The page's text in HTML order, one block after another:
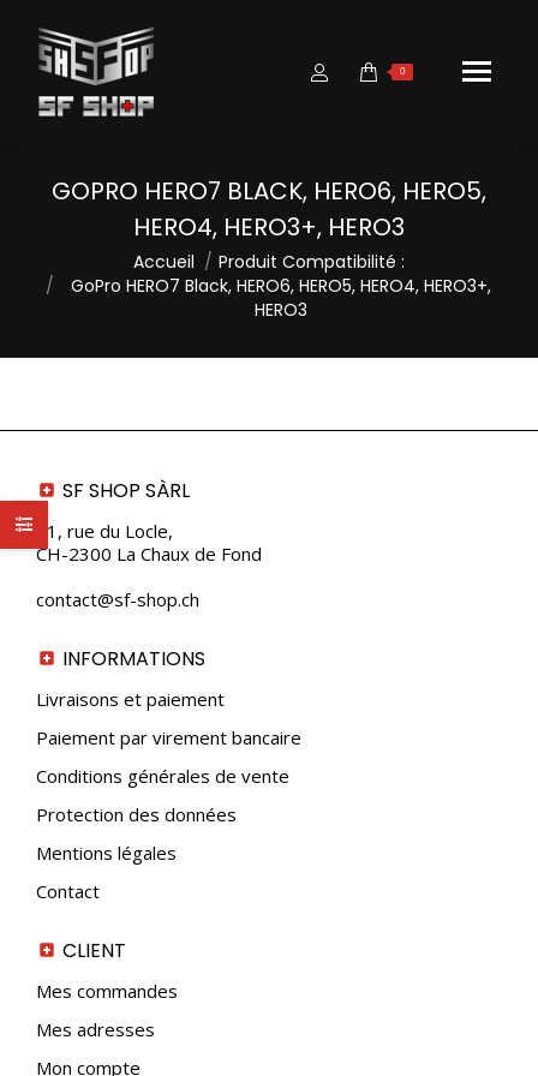
0
GOPRO HERO7 BLACK, HERO6, HERO5,
HERO4, HERO3+, HERO3
Vous êtes ici :Accueil
Produit Compatibilité :
GoPro HERO7 Black, HERO6, HERO5, HERO4, HERO3+,
HERO3
SF SHOP SÀRL
21, rue du Locle,
CH-2300 La Chaux de Fond
contact@sf-shop.ch
INFORMATIONS
Livraisons et paiement
Paiement par virement bancaire
Conditions générales de vente
Protection des données
Mentions légales
Contact
CLIENT
Mes commandes
Mes adresses
Mon compte